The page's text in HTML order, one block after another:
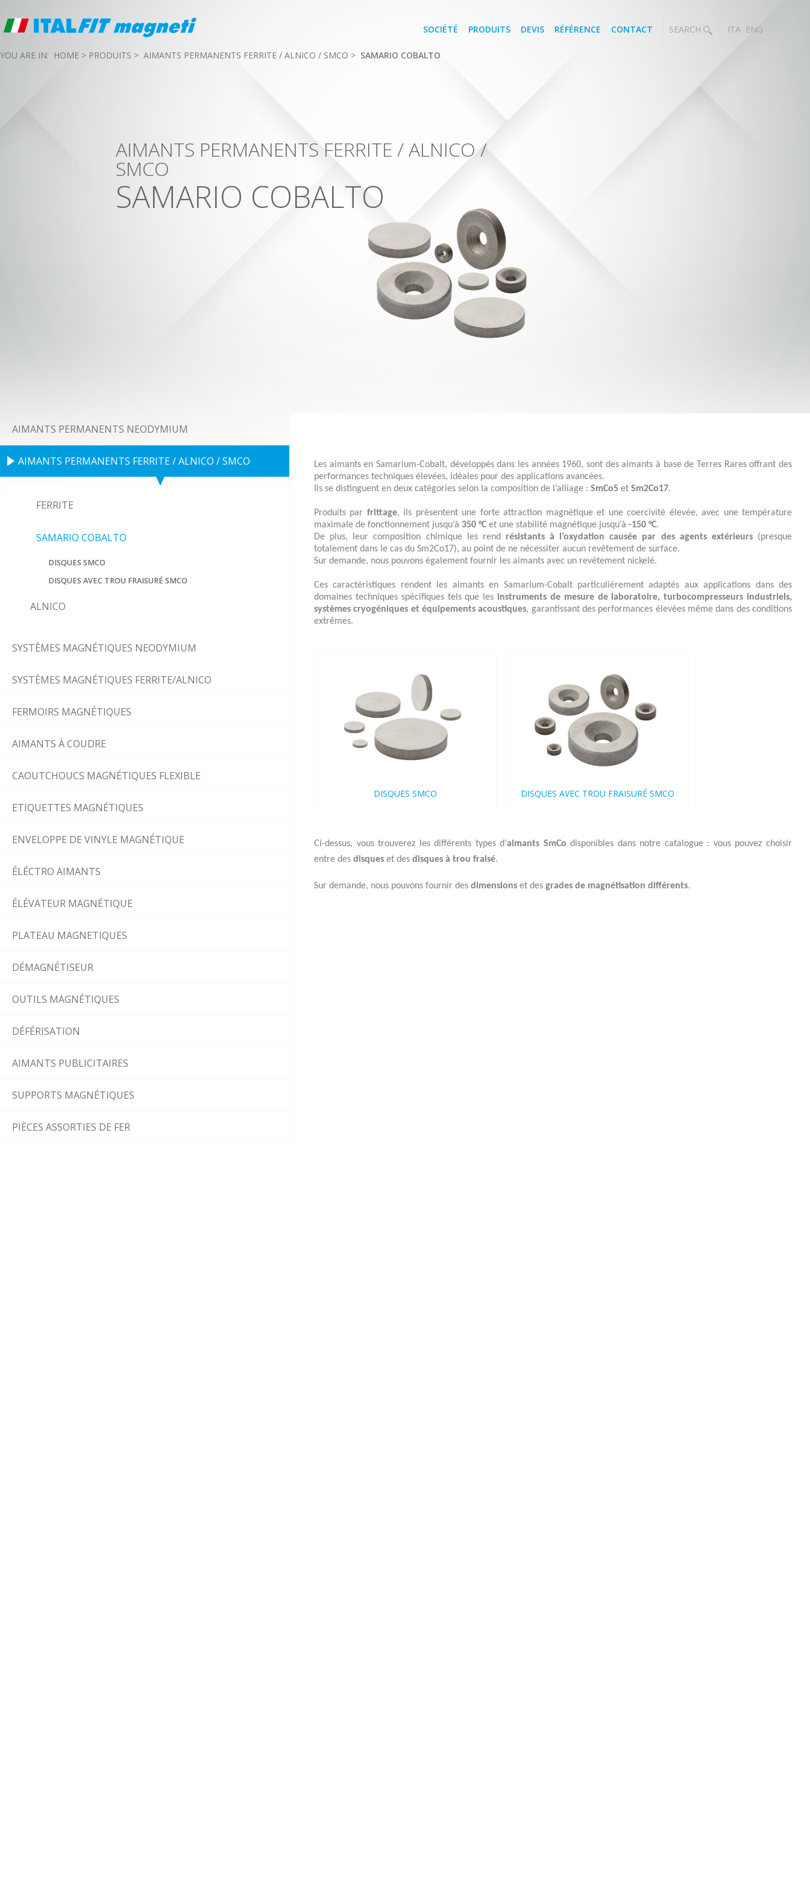
SEARCH ITA ENG
SOCIÉTÉ PRODUITS DEVIS RÉFÉRENCE CONTACT
YOU ARE IN: HOME > PRODUITS > AIMANTS PERMANENTS FERRITE / ALNICO / SMCO > SAMARIO COBALTO
AIMANTS PERMANENTS FERRITE / ALNICO /
SMCO
SAMARIO COBALTO
AIMANTS PERMANENTS NEODYMIUM
AIMANTS PERMANENTS FERRITE / ALNICO / SMCO
FERRITE
SAMARIO COBALTO
DISQUES SMCO
DISQUES AVEC TROU FRAISURÉ SMCO
ALNICO
SYSTÈMES MAGNÉTIQUES NEODYMIUM
SYSTÈMES MAGNÉTIQUES FERRITE/ALNICO
FERMOIRS MAGNÉTIQUES
AIMANTS À COUDRE
CAOUTCHOUCS MAGNÉTIQUES FLEXIBLE
ETIQUETTES MAGNÉTIQUES
ENVELOPPE DE VINYLE MAGNÉTIQUE
ÉLÉCTRO AIMANTS
ÉLÉVATEUR MAGNÉTIQUE
PLATEAU MAGNETIQUES
DÉMAGNÉTISEUR
OUTILS MAGNÉTIQUES
DÉFÉRISATION
AIMANTS PUBLICITAIRES
SUPPORTS MAGNÉTIQUES
PIÈCES ASSORTIES DE FER
Les aimants en Samarium-Cobalt, développés dans les années 1960, sont des aimants à base de Terres Rares offrant des
performances techniques élevées, idéales pour des applications avancées.
Ils se distinguent en deux catégories selon la composition de l’alliage : SmCo5 et Sm2Co17.
Produits par frittage, ils présentent une forte attraction magnétique et une coercivité élevée, avec une température
maximale de fonctionnement jusqu’à 350 °C et une stabilité magnétique jusqu’à -150 °C.
De plus, leur composition chimique les rend résistants à l’oxydation causée par des agents extérieurs(presque
totalement dans le cas du Sm2Co17), au point de ne nécessiter aucun revêtement de surface.
Sur demande, nous pouvons également fournir les aimants avec un revêtement nickelé.
Ces caractéristiques rendent les aimants en Samarium-Cobalt particulièrement adaptés aux applications dans des
domaines techniques spécifiques tels que les instruments de mesure de laboratoire, turbocompresseurs industriels,
systèmes cryogéniques et équipements acoustiques, garantissant des performances élevées même dans des conditions
extrêmes.
DISQUES SMCO DISQUES AVEC TROU FRAISURÉ SMCO
Ci-dessus, vous trouverez les différents types d’aimants SmCo disponibles dans notre catalogue : vous pouvez choisir
entre des disques et des disques à trou fraisé.
Sur demande, nous pouvons fournir des dimensions et des grades de magnétisation différents.